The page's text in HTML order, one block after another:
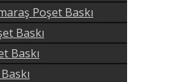
Poşet Baskı
Baskı
Baskı